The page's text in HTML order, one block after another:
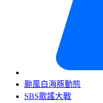
颱風白海豚動態
SBS歌謠大戰